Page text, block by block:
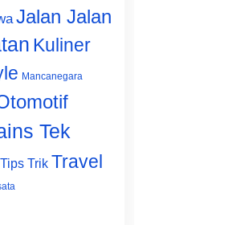
Jalan Jalan
Kuliner
Mancanegara
Tek
Tips Trik Travel